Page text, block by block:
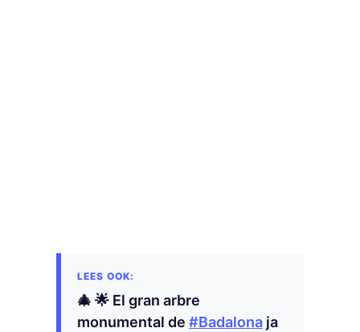
🎄 🌟 El gran arbre
monumental de #Badalona ja